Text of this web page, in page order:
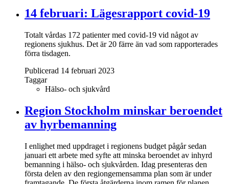
14 februari: Lägesrapport covid-19
Totalt vårdas 172 patienter med covid-19 vid något av
regionens sjukhus. Det är 20 färre än vad som rapporterades
förra tisdagen.
Publicerad 14 februari 2023
Taggar
Hälso- och sjukvård
Region Stockholm minskar beroendet
av hyrbemanning
I enlighet med uppdraget i regionens budget pågår sedan
januari ett arbete med syfte att minska beroendet av inhyrd
bemanning i hälso- och sjukvården. Idag presenteras den
första delen av den regiongemensamma plan som är under